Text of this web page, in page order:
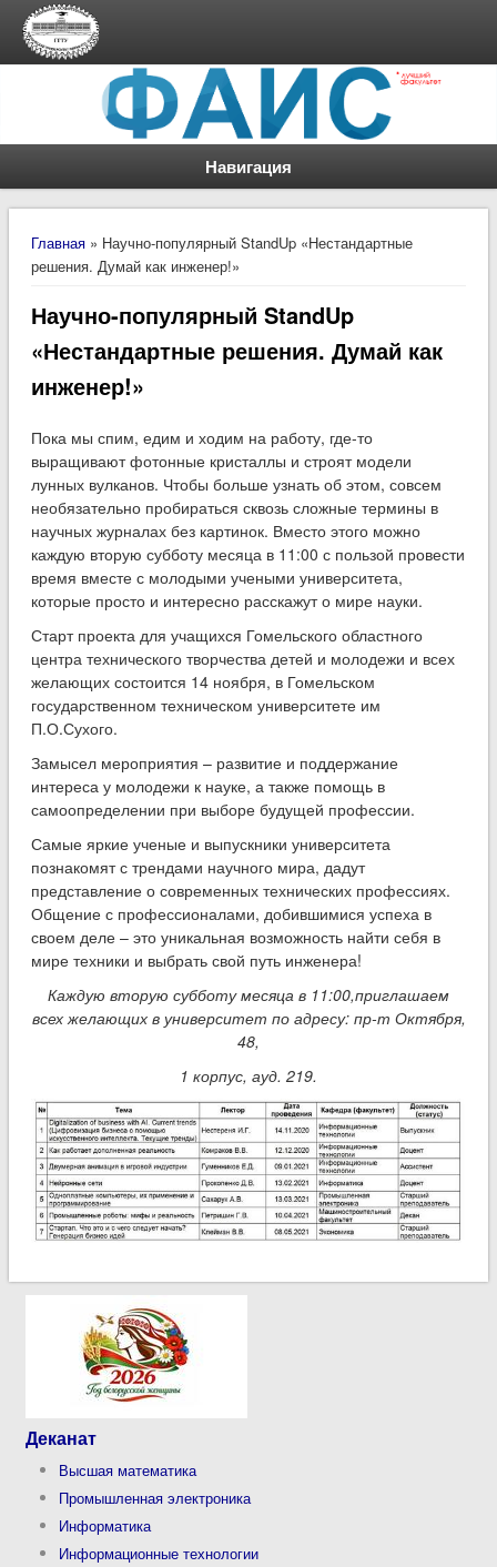
Навигация
Вы здесь
Главная» Научно-популярный StandUp «Нестандартные
решения. Думай как инженер!»
Научно-популярный StandUp
«Нестандартные решения. Думай как
инженер!»
Пока мы спим, едим и ходим на работу, где-то
выращивают фотонные кристаллы и строят модели
лунных вулканов. Чтобы больше узнать об этом, совсем
необязательно пробираться сквозь сложные термины в
научных журналах без картинок. Вместо этого можно
каждую вторую субботу месяца в 11:00 с пользой провести
время вместе с молодыми учеными университета,
которые просто и интересно расскажут о мире науки.
Старт проекта для учащихся Гомельского областного
центра технического творчества детей и молодежи и всех
желающих состоится 14 ноября, в Гомельском
государственном техническом университете им
П.О.Сухого.
Замысел мероприятия – развитие и поддержание
интереса у молодежи к науке, а также помощь в
самоопределении при выборе будущей профессии.
Самые яркие ученые и выпускники университета
познакомят с трендами научного мира, дадут
представление о современных технических профессиях.
Общение с профессионалами, добившимися успеха в
своем деле – это уникальная возможность найти себя в
мире техники и выбрать свой путь инженера!
Каждую вторую субботу месяца в 11:00,приглашаем
всех желающих в университет по адресу: пр-т Октября,
48,
1 корпус, ауд. 219.
Деканат
Высшая математика
Промышленная электроника
Информатика
Информационные технологии